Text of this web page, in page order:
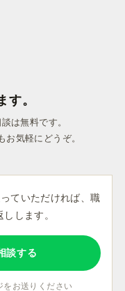
す。
は無料です。
お気軽にどうぞ。
ていただければ、職
します。
談する
をお送りください